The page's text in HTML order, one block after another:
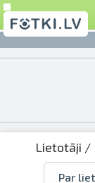
Lietotāji /
Par